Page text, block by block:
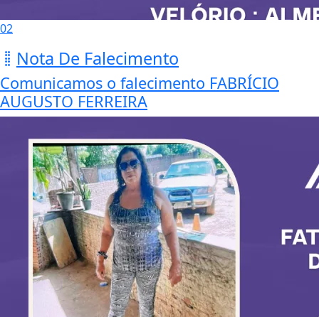
02
Nota De Falecimento
Comunicamos o falecimento FABRÍCIO
AUGUSTO FERREIRA